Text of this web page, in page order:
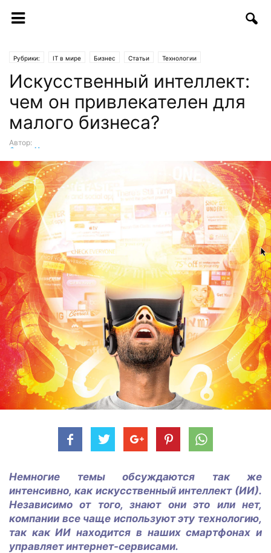
Рубрики: IT в мире Бизнес Статьи Технологии
Искусственный интеллект:
чем он привлекателен для
малого бизнеса?
Автор:
Фрэнк Ниманн
Немногие темы обсуждаются так же
интенсивно, как искусственный интеллект (ИИ).
Независимо от того, знают они это или нет,
компании все чаще используют эту технологию,
так как ИИ находится в наших смартфонах и
управляет интернет-сервисами.